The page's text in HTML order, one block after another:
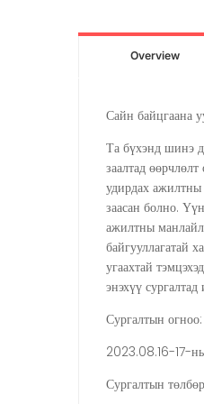
Overview
Сайн байцгаана
Та бүхэнд шинэ
заалтад
удирдах ажилтны
заасан болно.
ажилтны
байгууллагатай
угаахтай
энэхүү
Сургалтын огноо:
2023.08.16-17-
Сургалтын